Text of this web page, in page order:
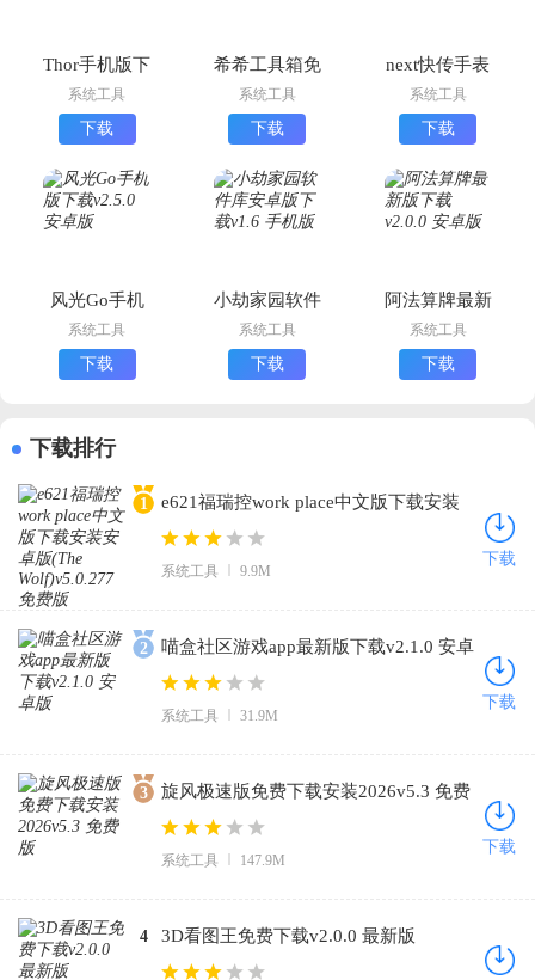
Thor手机版下
载
系统工具
下载
希希工具箱免
费版下载
系统工具
下载
next快传手表
版免费版
系统工具
下载
风光Go手机
版下载
系统工具
下载
小劫家园软件
库安卓版下载
系统工具
下载
阿法算牌最新
版下载
系统工具
下载
下载排行
1
e621福瑞控work place中文版下载安装
安卓版(The Wolf)v5.0.277 免费版
系统工具 9.9M
下载
2
喵盒社区游戏app最新版下载v2.1.0 安卓
版
系统工具 31.9M
下载
3
旋风极速版免费下载安装2026v5.3 免费
版
系统工具 147.9M
下载
4 3D看图王免费下载v2.0.0 最新版